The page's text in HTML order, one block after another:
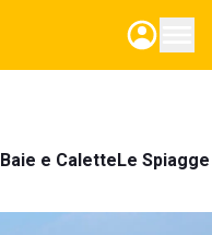
Baie e CaletteLe